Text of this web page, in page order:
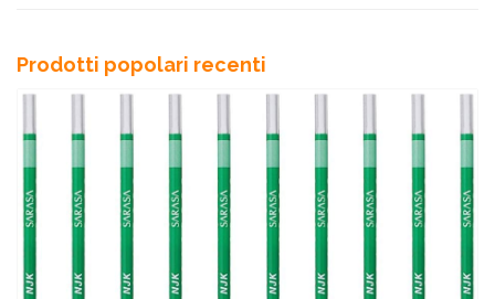
Prodotti popolari recenti